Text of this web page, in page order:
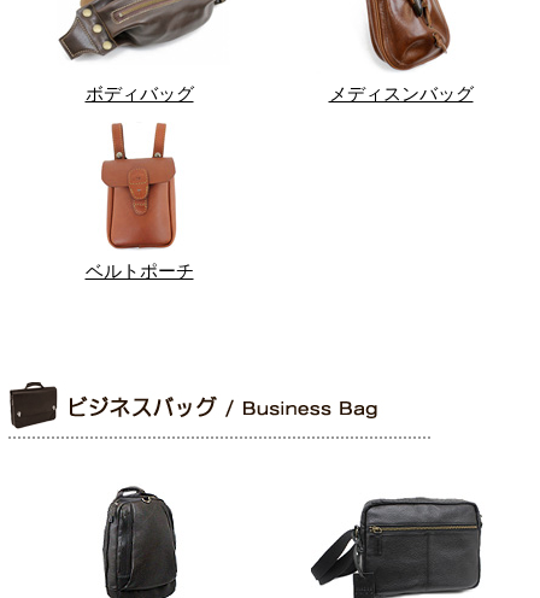
ボディバッグ メディスンバッグ
ベルトポーチ